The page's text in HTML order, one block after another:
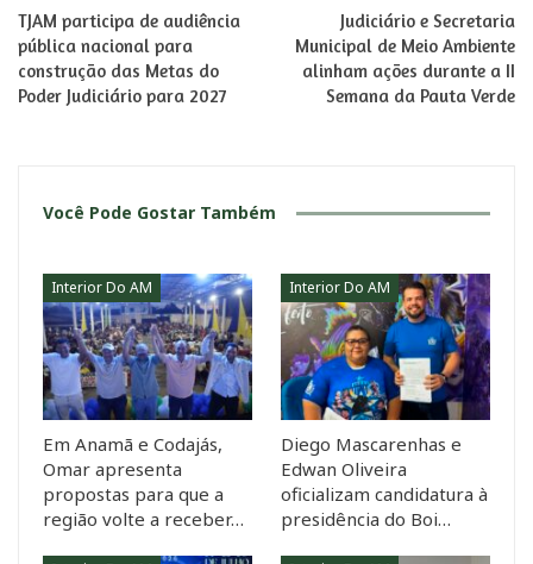
TJAM participa de audiência
pública nacional para
construção das Metas do
Poder Judiciário para 2027
Judiciário e Secretaria
Municipal de Meio Ambiente
alinham ações durante a II
Semana da Pauta Verde
Você Pode Gostar Também
Interior Do AM
Em Anamã e Codajás,
Omar apresenta
propostas para que a
região volte a receber…
Interior Do AM
Diego Mascarenhas e
Edwan Oliveira
oficializam candidatura à
presidência do Boi…